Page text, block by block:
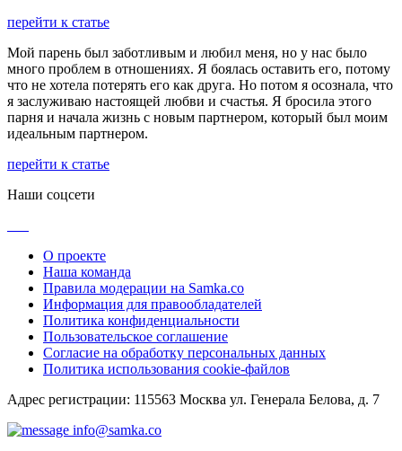
перейти к статье
Мой парень был заботливым и любил меня, но у нас было
много проблем в отношениях. Я боялась оставить его, потому
что не хотела потерять его как друга. Но потом я осознала, что
я заслуживаю настоящей любви и счастья. Я бросила этого
парня и начала жизнь с новым партнером, который был моим
идеальным партнером.
перейти к статье
Наши соцсети
О проекте
Наша команда
Правила модерации на Samka.co
Информация для правообладателей
Политика конфиденциальности
Пользовательское соглашение
Согласие на обработку персональных данных
Политика использования cookie-файлов
Адрес регистрации: 115563 Москва ул. Генерала Белова, д. 7
info@samka.co